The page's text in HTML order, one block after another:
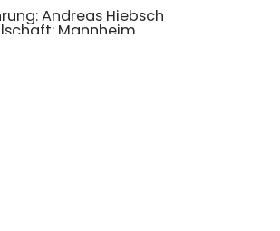
Andreas Hiebsch
Mannheim